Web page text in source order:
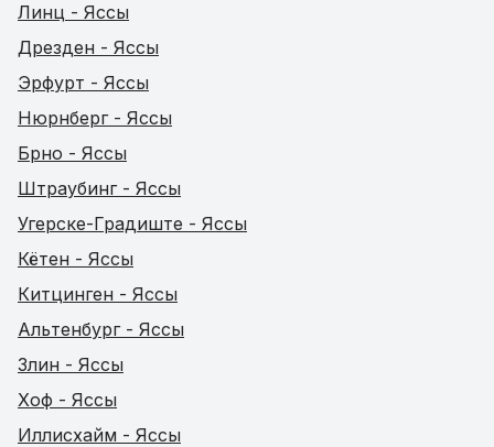
Линц - Яссы
Дрезден - Яссы
Эрфурт - Яссы
Нюрнберг - Яссы
Брно - Яссы
Штраубинг - Яссы
Угерске-Градиште - Яссы
Кётен - Яссы
Китцинген - Яссы
Альтенбург - Яссы
Злин - Яссы
Хоф - Яссы
Иллисхайм - Яссы